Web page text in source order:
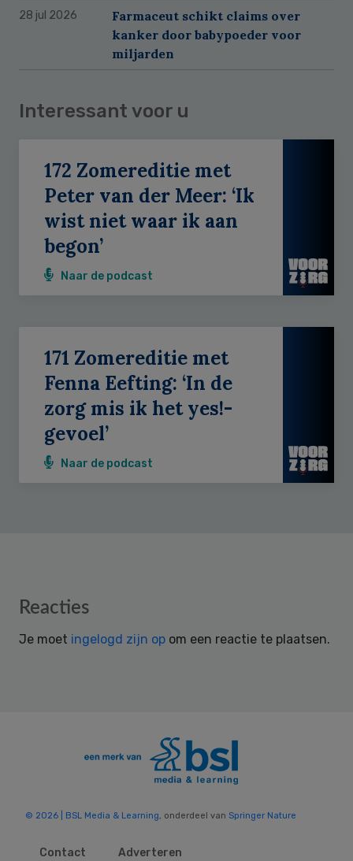
28 jul 2026
Farmaceut schikt claims over
kanker door babypoeder voor
miljarden
Interessant voor u
172 Zomereditie met
Peter van der Meer: ‘Ik
wist niet waar ik aan
begon’
Naar de podcast
171 Zomereditie met
Fenna Eefting: ‘In de
zorg mis ik het yes!-
gevoel’
Naar de podcast
Reader
Reacties
Je moet ingelogd zijn op om een reactie te plaatsen.
© 2026 | BSL Media & Learning, onderdeel van Springer Nature
Contact Adverteren